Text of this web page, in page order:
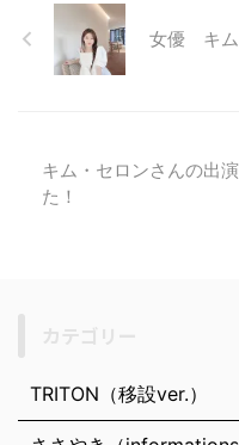
女優 キム
キム・セロンさんの出
た！
TRITON（移設ver.）